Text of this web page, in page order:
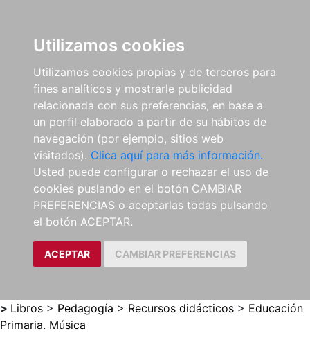
Utilizamos cookies
Utilizamos cookies propias y de terceros para
fines analíticos y mostrarle publicidad
relacionada con sus preferencias, en base a
un perfil elaborado a partir de su hábitos de
navegación (por ejemplo, sitios web
visitados). Clica aquí para más información.
Usted puede configurar o rechazar el uso de
cookies puslando en el botón CAMBIAR
PREFERENCIAS o aceptarlas todas pulsando
el botón ACEPTAR.
ACEPTAR CAMBIAR PREFERENCIAS
> Libros > Pedagogía > Recursos didácticos > Educación
Primaria. Música